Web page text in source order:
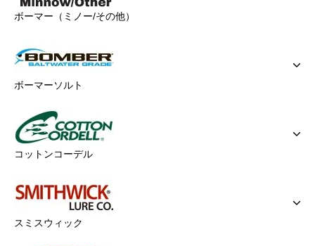
ボーマー（ミノー/その他）
ボーマーソルト
コットンコーデル
スミスウィック